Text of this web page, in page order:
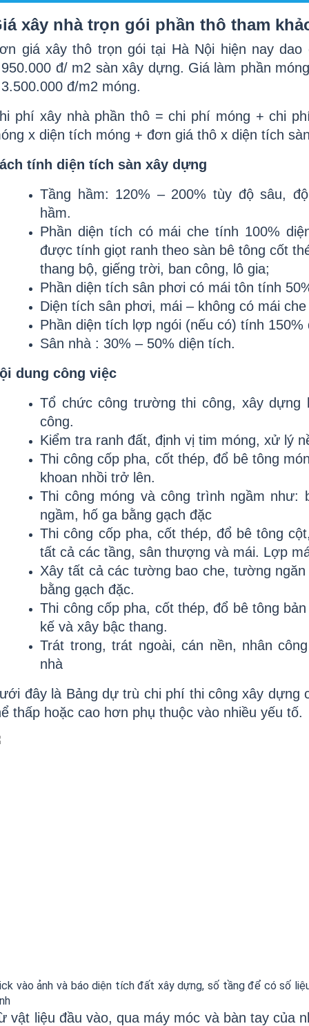
xây nhà trọn gói phần thô tham
giá xây thô trọn gói tại Hà Nội hiện nay dao
đ/ m2 sàn xây dựng. Giá làm phần
đ/m2 móng.
phí xây nhà phần thô = chi phí móng + chi
x diện tích móng + đơn giá thô x diện tích
tính diện tích sàn xây dựng
Tầng hầm: 120% – 200% tùy độ sâu,
hầm.
Phần diện tích có mái che tính 100%
được tính giọt ranh theo sàn bê tông cốt
thang bộ, giếng trời, ban công, lô gia;
Phần diện tích sân phơi có mái tôn tính
Diện tích sân phơi, mái – không có mái
Phần diện tích lợp ngói (nếu có) tính 150%
Sân nhà : 30% – 50% diện tích.
dung công việc
Tổ chức công trường thi công, xây dựng
công.
Kiểm tra ranh đất, định vị tim móng, xử lý
Thi công cốp pha, cốt thép, đổ bê tông
khoan nhồi trở lên.
Thi công móng và công trình ngầm như:
ngầm, hố ga bằng gạch đặc
Thi công cốp pha, cốt thép, đổ bê tông
tất cả các tầng, sân thượng và mái. Lợp
Xây tất cả các tường bao che, tường
bằng gạch đặc.
Thi công cốp pha, cốt thép, đổ bê tông
kế và xây bậc thang.
Trát trong, trát ngoài, cán nền, nhân
nhà
đây là Bảng dự trù chi phí thi công xây dựng
thấp hoặc cao hơn phụ thuộc vào nhiều yếu tố.
vào ảnh và báo diện tích đất xây dựng, số tầng để có số
vật liệu đầu vào, qua máy móc và bàn tay của